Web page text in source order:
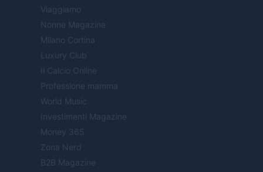
Viaggiamo
Nonne Magazine
Milano Cortina
Luxury Club
Il Calcio Online
Professione mamma
World Music
Investimenti Magazine
Money 365
Zona Nerd
B2B Magazine